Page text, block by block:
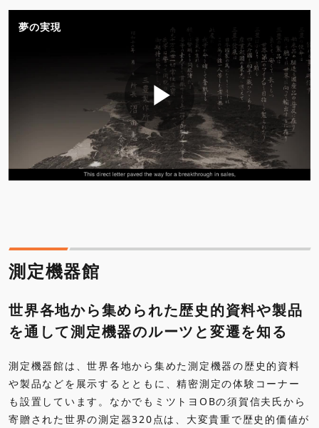
測定機器館
世界各地から集められた歴史的資料や製品
を通して測定機器のルーツと変遷を知る
測定機器館は、世界各地から集めた測定機器の歴史的資料
や製品などを展示するとともに、精密測定の体験コーナー
も設置しています。なかでもミツトヨOBの須賀信夫氏から
寄贈された世界の測定器320点は、大変貴重で歴史的価値が